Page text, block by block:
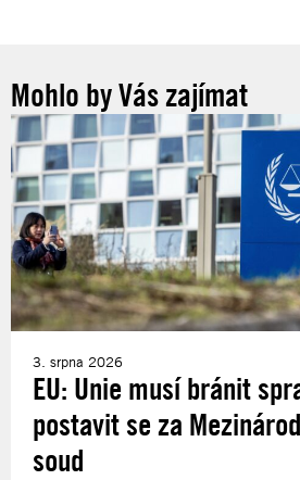
Mohlo by Vás zajímat
3. srpna 2026
EU: Unie musí bránit
postavit se za
soud